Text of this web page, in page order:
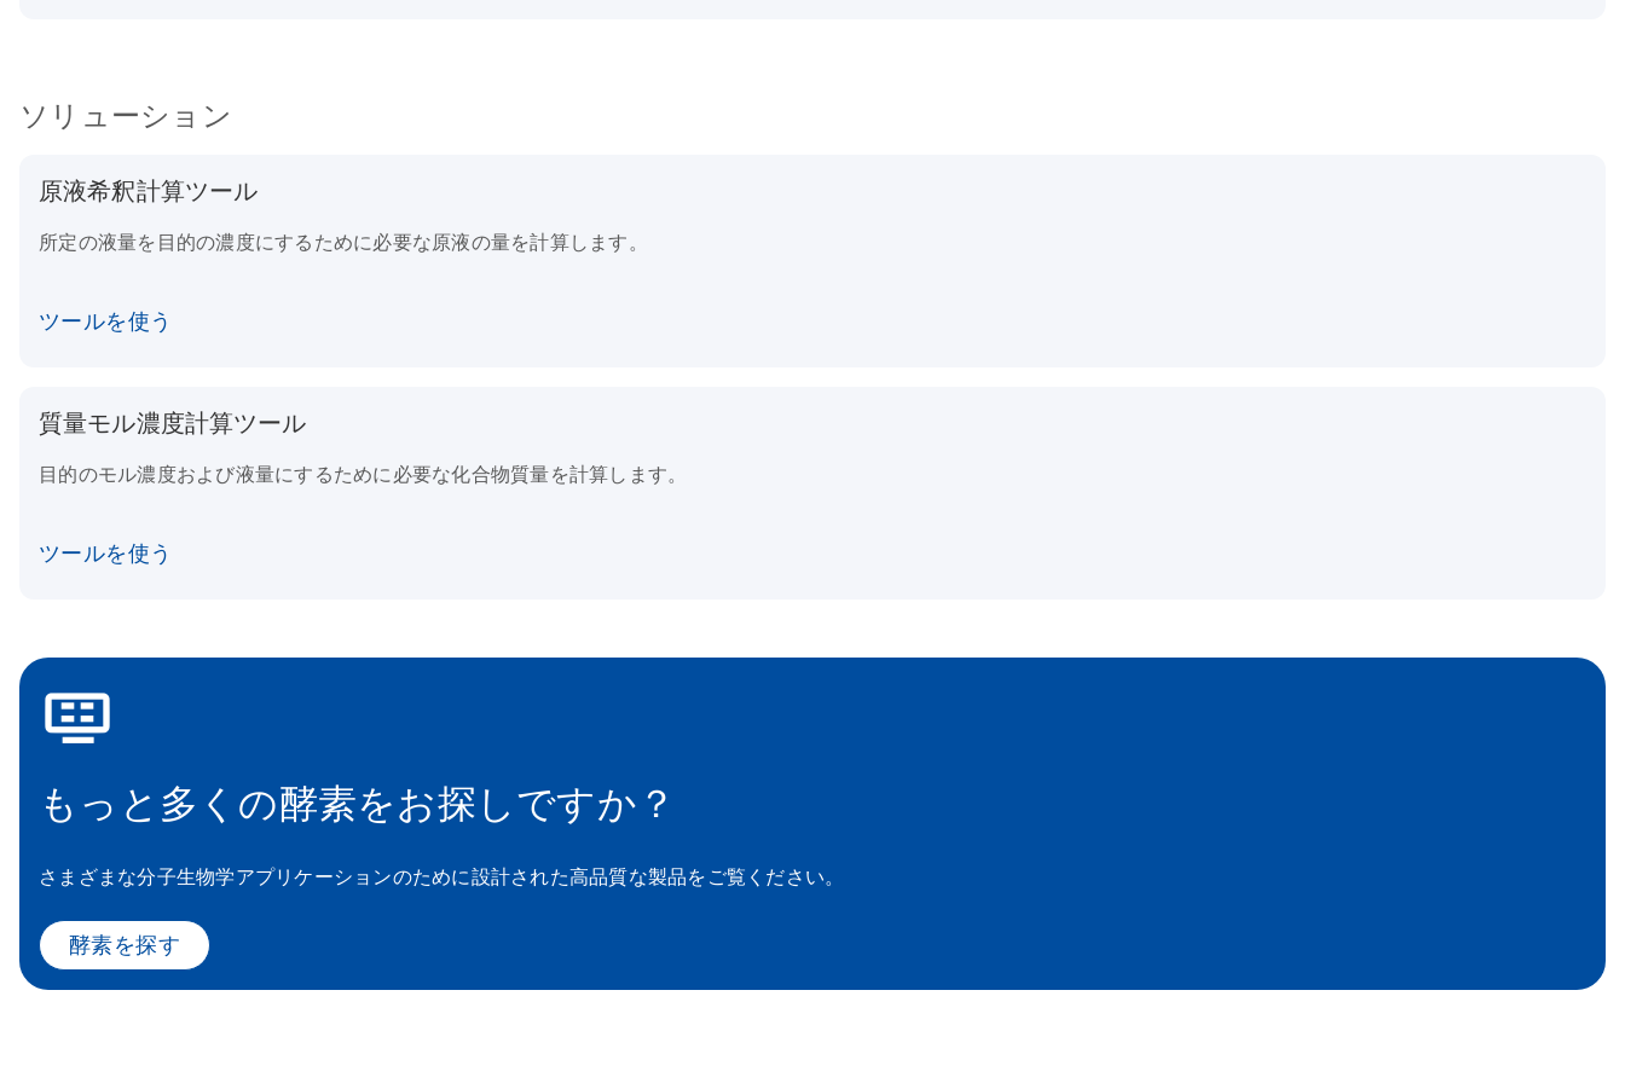
ソリューション
原液希釈計算ツール
所定の液量を目的の濃度にするために必要な原液の量を計算します。
ツールを使う
質量モル濃度計算ツール
目的のモル濃度および液量にするために必要な化合物質量を計算します。
ツールを使う
icon_0100_cc_gen_applications-s
もっと多くの酵素をお探しですか？
さまざまな分子生物学アプリケーションのために設計された高品質な製品をご覧ください。
酵素を探す